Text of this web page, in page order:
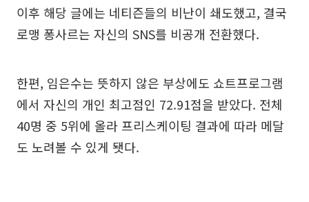
이후 해당 글에는 네티즌들의 비난이 쇄도했고, 결국
로맹 퐁사르는 자신의 SNS를 비공개 전환했다.
한편, 임은수는 뜻하지 않은 부상에도 쇼트프로그램
에서 자신의 개인 최고점인 72.91점을 받았다. 전체
40명 중 5위에 올라 프리스케이팅 결과에 따라 메달
도 노려볼 수 있게 됏다.